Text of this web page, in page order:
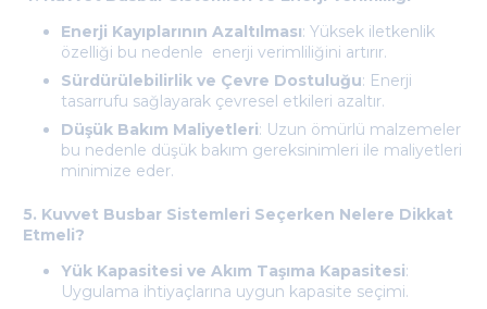
Enerji Kayıplarının Azaltılması: Yüksek iletkenlik
özelliği bu nedenle enerji verimliliğini artırır.
Sürdürülebilirlik ve Çevre Dostuluğu: Enerji
tasarrufu sağlayarak çevresel etkileri azaltır.
Düşük Bakım Maliyetleri: Uzun ömürlü malzemeler
bu nedenle düşük bakım gereksinimleri ile maliyetleri
minimize eder.
5. Kuvvet Busbar Sistemleri Seçerken Nelere Dikkat
Etmeli?
Yük Kapasitesi ve Akım Taşıma Kapasitesi:
Uygulama ihtiyaçlarına uygun kapasite seçimi.